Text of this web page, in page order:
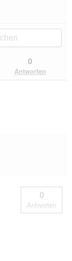
0
Antworten
0
Antworten